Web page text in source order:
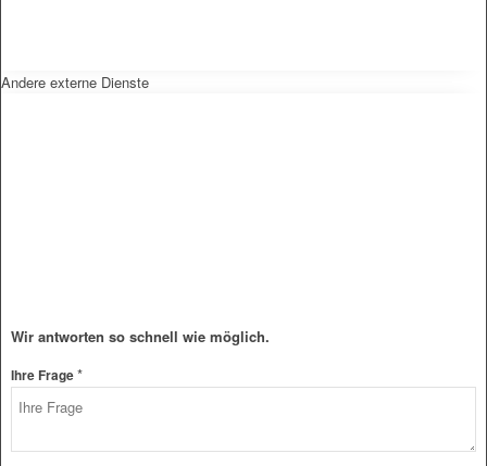
Andere externe Dienste
Wir antworten so schnell wie möglich.
Ihre Frage*